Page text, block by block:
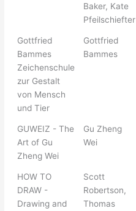
Baker, Kate
Pfeilschiefter
Gottfried
Bammes
Zeichenschule
zur Gestalt
von Mensch
und Tier
Gottfried
Bammes
GUWEIZ - The
Art of Gu
Zheng Wei
Gu Zheng
Wei
HOW TO
DRAW -
Drawing and
Scott
Robertson,
Thomas